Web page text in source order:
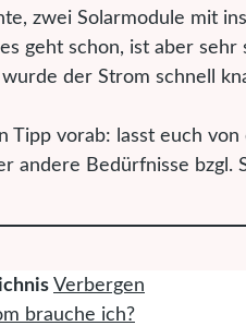
zwei Solarmodule mit
geht schon, ist aber
der Strom schnell
Tipp vorab: lasst euch
andere Bedürfnisse bzgl.
Verbergen
brauche ich?